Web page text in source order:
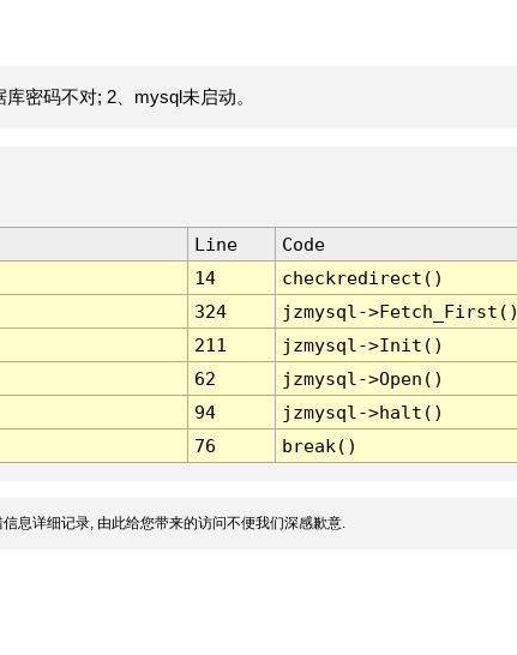
密码不对; 2、mysql未启动。
Line
Code
14
checkredirect()
324
jzmysql-
211
jzmysql->Init()
62
jzmysql->Open()
94
jzmysql->halt()
76 break()
息详细记录, 由此给您带来的访问不便我们深感歉意.